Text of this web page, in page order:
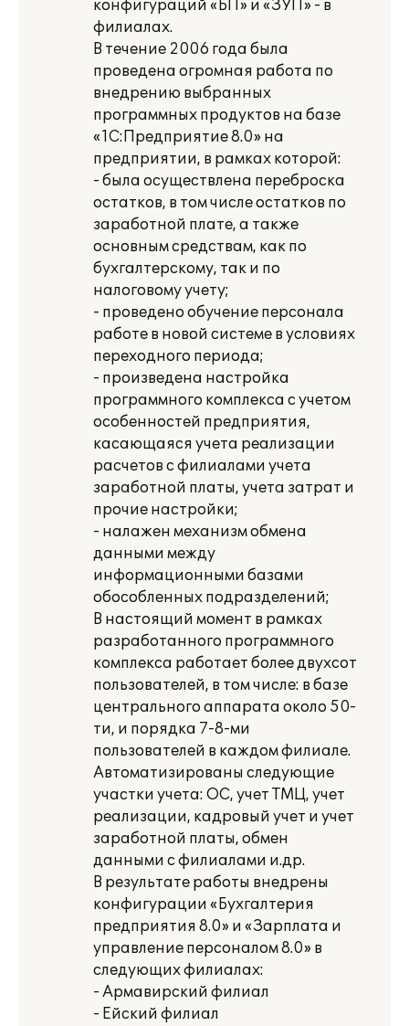
конфигураций «БП» и «ЗУП» - в
филиалах.
В течение 2006 года была
проведена огромная работа по
внедрению выбранных
программных продуктов на базе
«1С:Предприятие 8.0» на
предприятии, в рамках которой:
- была осуществлена переброска
остатков, в том числе остатков по
заработной плате, а также
основным средствам, как по
бухгалтерскому, так и по
налоговому учету;
- проведено обучение персонала
работе в новой системе в условиях
переходного периода;
- произведена настройка
программного комплекса с учетом
особенностей предприятия,
касающаяся учета реализации
расчетов с филиалами учета
заработной платы, учета затрат и
прочие настройки;
- налажен механизм обмена
данными между
информационными базами
обособленных подразделений;
В настоящий момент в рамках
разработанного программного
комплекса работает более двухсот
пользователей, в том числе: в базе
центрального аппарата около 50-
ти, и порядка 7-8-ми
пользователей в каждом филиале.
Автоматизированы следующие
участки учета: ОС, учет ТМЦ, учет
реализации, кадровый учет и учет
заработной платы, обмен
данными с филиалами и.др.
В результате работы внедрены
конфигурации «Бухгалтерия
предприятия 8.0» и «Зарплата и
управление персоналом 8.0» в
следующих филиалах:
- Армавирский филиал
- Ейский филиал